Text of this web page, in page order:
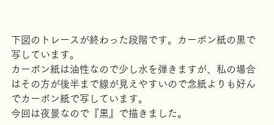
下図のトレースが終わった段階です。カーボン紙の黒で
写しています。
カーボン紙は油性なので少し水を弾きますが、私の場合
はその方が後半まで線が見えやすいので念紙よりも好ん
でカーボン紙で写しています。